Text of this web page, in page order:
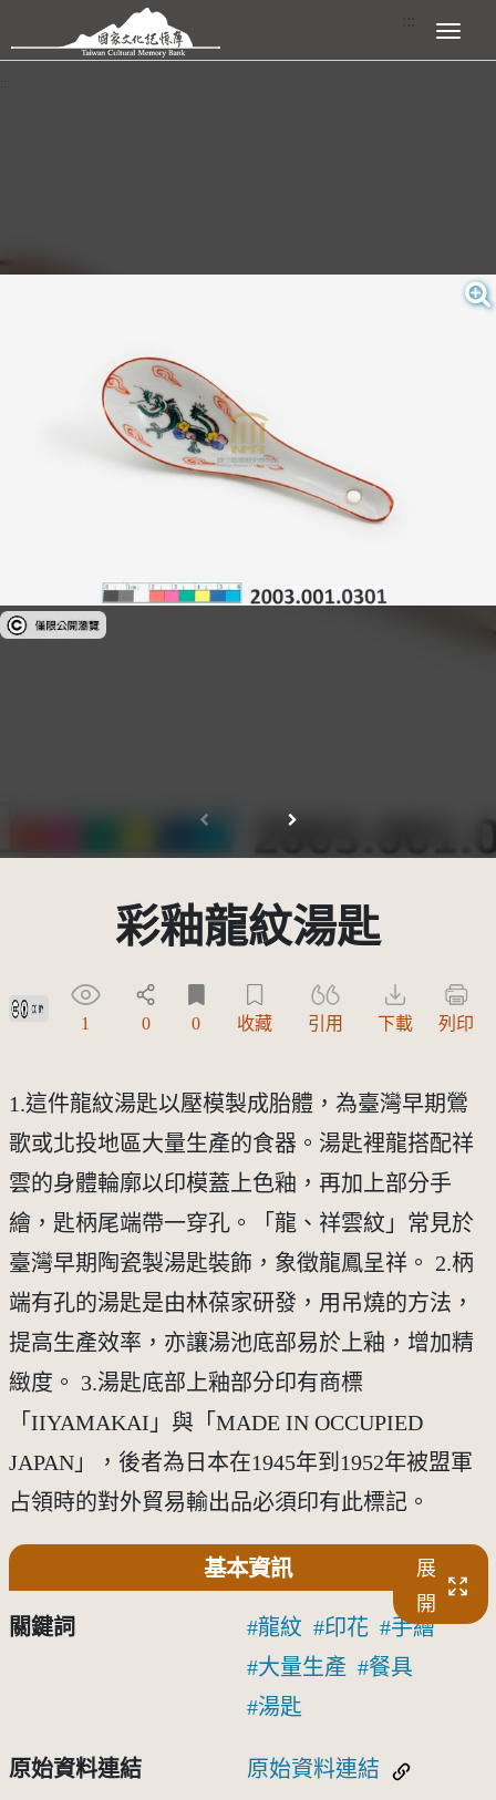
跳到主要內容區塊 展開選單
受著作權法保護-僅限於本平台有限度公開瀏覽
彩釉龍紋湯匙
創用CC姓名標示 3.0 台灣及其後版本(CC BY 3.0 TW +)
1 0 0 收藏 引用 下載 列印
1.這件龍紋湯匙以壓模製成胎體，為臺灣早期鶯
歌或北投地區大量生產的食器。湯匙裡龍搭配祥
雲的身體輪廓以印模蓋上色釉，再加上部分手
繪，匙柄尾端帶一穿孔。「龍、祥雲紋」常見於
臺灣早期陶瓷製湯匙裝飾，象徵龍鳳呈祥。 2.柄
端有孔的湯匙是由林葆家研發，用吊燒的方法，
提高生產效率，亦讓湯池底部易於上釉，增加精
緻度。 3.湯匙底部上釉部分印有商標
「IIYAMAKAI」與「MADE IN OCCUPIED
JAPAN」，後者為日本在1945年到1952年被盟軍
占領時的對外貿易輸出品必須印有此標記。
基本資訊
展
開
關鍵詞 龍紋 印花
手繪
大量生產
餐具
湯匙
原始資料連結 原始資料連結